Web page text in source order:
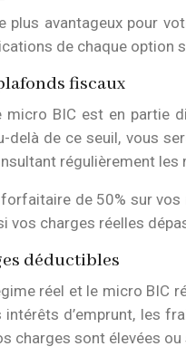
avantageux pour
de chaque
fiscaux
BIC est en partie
delà de ce seuil, vous
régulièrement les
de 50% sur
vos charges réelles
déductibles
réel et le micro BIC
d’emprunt, les
charges sont élevées